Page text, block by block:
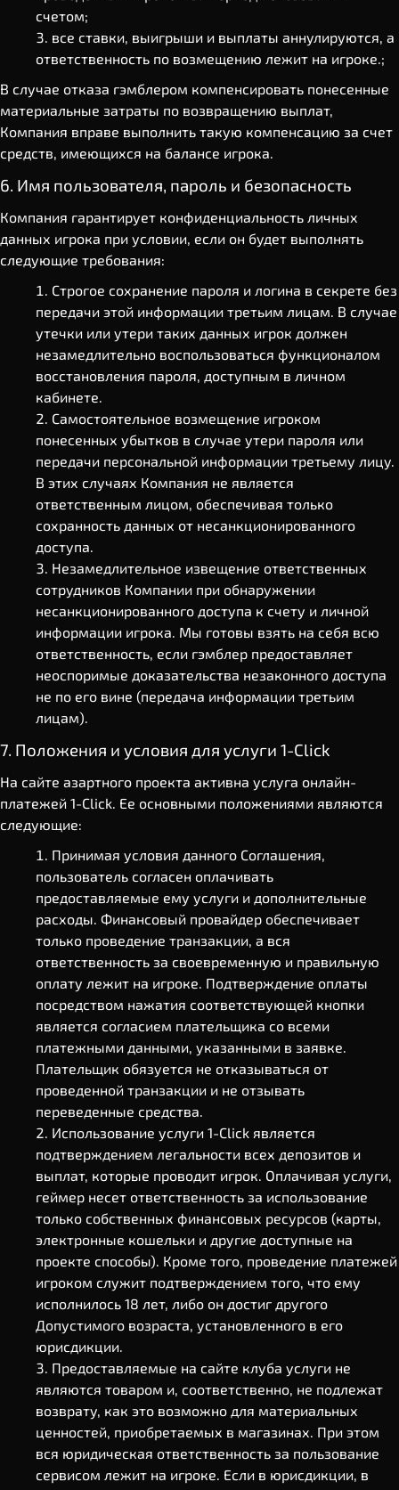
счетом;
все ставки, выигрыши и выплаты аннулируются, а
ответственность по возмещению лежит на игроке.;
В случае отказа гэмблером компенсировать понесенные
материальные затраты по возвращению выплат,
Компания вправе выполнить такую компенсацию за счет
средств, имеющихся на балансе игрока.
6. Имя пользователя, пароль и безопасность
Компания гарантирует конфиденциальность личных
данных игрока при условии, если он будет выполнять
следующие требования:
Строгое сохранение пароля и логина в секрете без
передачи этой информации третьим лицам. В случае
утечки или утери таких данных игрок должен
незамедлительно воспользоваться функционалом
восстановления пароля, доступным в личном
кабинете.
Самостоятельное возмещение игроком
понесенных убытков в случае утери пароля или
передачи персональной информации третьему лицу.
В этих случаях Компания не является
ответственным лицом, обеспечивая только
сохранность данных от несанкционированного
доступа.
Незамедлительное извещение ответственных
сотрудников Компании при обнаружении
несанкционированного доступа к счету и личной
информации игрока. Мы готовы взять на себя всю
ответственность, если гэмблер предоставляет
неоспоримые доказательства незаконного доступа
не по его вине (передача информации третьим
лицам).
7. Положения и условия для услуги 1-Click
На сайте азартного проекта активна услуга онлайн-
платежей 1-Click. Ее основными положениями являются
следующие:
Принимая условия данного Соглашения,
пользователь согласен оплачивать
предоставляемые ему услуги и дополнительные
расходы. Финансовый провайдер обеспечивает
только проведение транзакции, а вся
ответственность за своевременную и правильную
оплату лежит на игроке. Подтверждение оплаты
посредством нажатия соответствующей кнопки
является согласием плательщика со всеми
платежными данными, указанными в заявке.
Плательщик обязуется не отказываться от
проведенной транзакции и не отзывать
переведенные средства.
Использование услуги 1-Click является
подтверждением легальности всех депозитов и
выплат, которые проводит игрок. Оплачивая услуги,
геймер несет ответственность за использование
только собственных финансовых ресурсов (карты,
электронные кошельки и другие доступные на
проекте способы). Кроме того, проведение платежей
игроком служит подтверждением того, что ему
исполнилось 18 лет, либо он достиг другого
Допустимого возраста, установленного в его
юрисдикции.
Предоставляемые на сайте клуба услуги не
являются товаром и, соответственно, не подлежат
возврату, как это возможно для материальных
ценностей, приобретаемых в магазинах. При этом
вся юридическая ответственность за пользование
сервисом лежит на игроке. Если в юрисдикции, в